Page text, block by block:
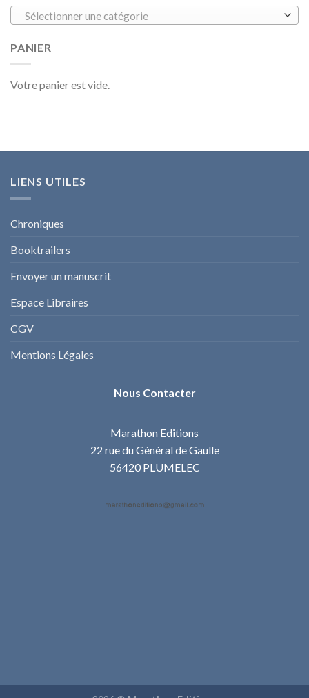
Sélectionner une catégorie
PANIER
Votre panier est vide.
LIENS UTILES
Chroniques
Booktrailers
Envoyer un manuscrit
Espace Libraires
CGV
Mentions Légales
Nous Contacter
Marathon Editions
22 rue du Général de Gaulle
56420 PLUMELEC